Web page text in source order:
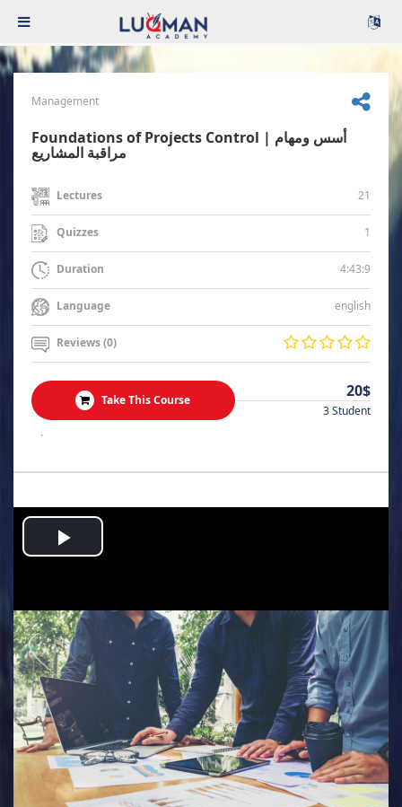
Management
Foundations of Projects Control | أسس ومهام
مراقبة المشاريع
Lectures 21
Quizzes 1
Duration 4:43:9
Language english
Reviews (0)
Take This Course 20$
3 Student
.
Play